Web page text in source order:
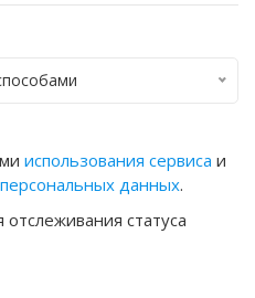
использования сервиса и
данных.
статуса